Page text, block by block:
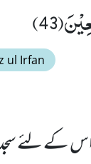
ul Irfan
لئے سجدہ